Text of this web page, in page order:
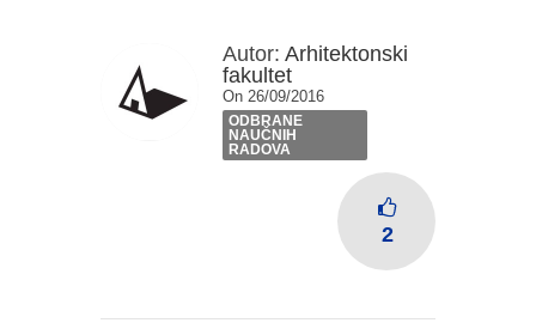
Autor: Arhitektonski
fakultet
On 26/09/2016
ODBRANE
NAUČNIH
RADOVA
2